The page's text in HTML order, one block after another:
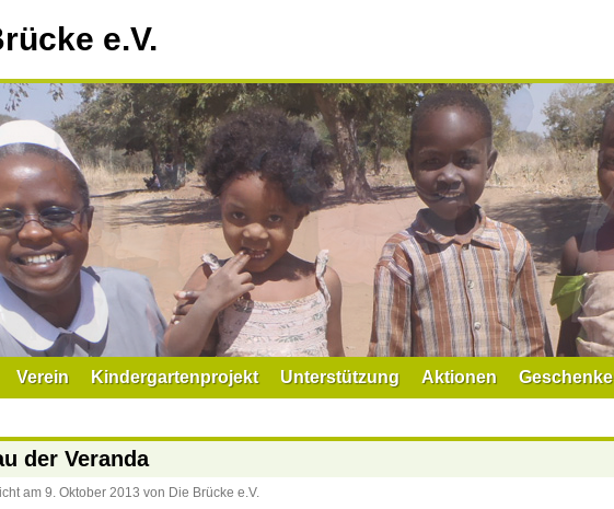
e.V.
Verein Kindergartenprojekt Unterstützung Aktionen Geschenke
der Veranda
am 9. Oktober 2013 von Die Brücke e.V.